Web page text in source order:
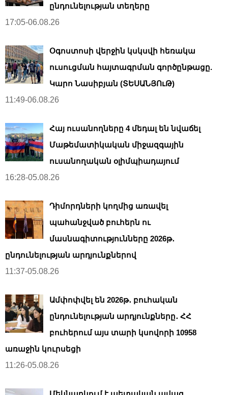
ընդունելության տեղերը
17:05-06.08.26
Օգոստոսի վերջին կսկսվի հեռակա
ուսուցման հայտագրման գործընթացը.
Կարո Նասիբյան (ՏԵՍԱՆՅՈւԹ)
11:49-06.08.26
Հայ ուսանողները 4 մեդալ են նվաճել
Մաթեմատիկական միջազգային
ուսանողական օլիմպիադայում
16:28-05.08.26
Դիմորդների կողմից առավել
պահանջված բուհերն ու
մասնագիտությունները 2026թ․
ընդունելության արդյունքներով
11:37-05.08.26
Ամփոփվել են 2026թ․ բուհական
ընդունելության արդյունքները․ ՀՀ
բուհերում այս տարի կսովորի 10958
առաջին կուրսեցի
11:26-05.08.26